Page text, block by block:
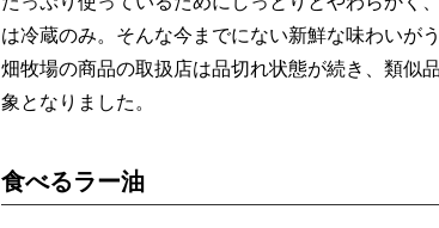
は冷蔵のみ。そんな今までにない新鮮な味わいが
畑牧場の商品の取扱店は品切れ状態が続き、類似
象となりました。
食べるラー油